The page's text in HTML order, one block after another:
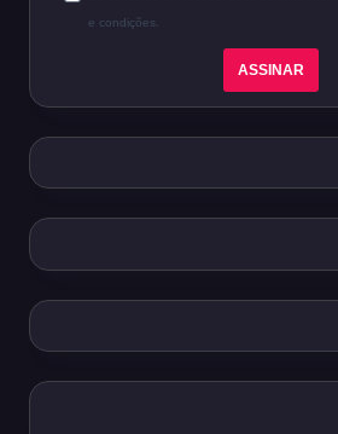
e condições.
ASSINAR